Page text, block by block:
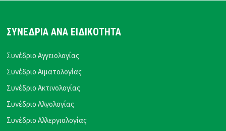
ΣΥΝΕΔΡΙΑ ΑΝΑ ΕΙΔΙΚΟΤΗΤΑ
Συνέδριο Αγγειολογίας
Συνέδριο Αιματολογίας
Συνέδριο Ακτινολογίας
Συνέδριο Αλγολογίας
Συνέδριο Αλλεργιολογίας